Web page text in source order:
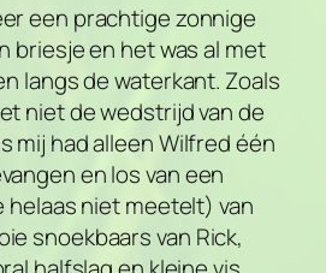
een prachtige zonnige
briesje en het was al met
langs de waterkant. Zoals
niet de wedstrijd van de
mij had alleen Wilfred één
en los van een
helaas niet meetelt) van
snoekbaars van Rick,